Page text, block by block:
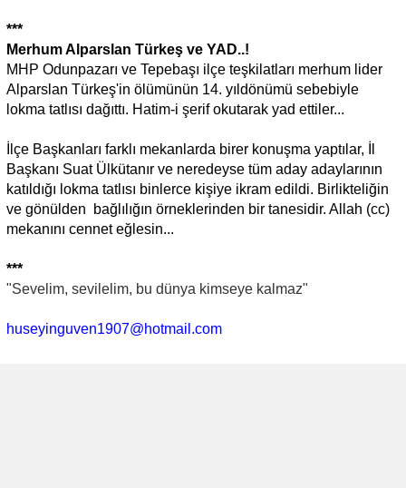
***
Merhum Alparslan Türkeş ve YAD..!
MHP Odunpazarı ve Tepebaşı ilçe teşkilatları merhum lider
Alparslan Türkeş'in ölümünün 14. yıldönümü sebebiyle
lokma tatlısı dağıttı. Hatim-i şerif okutarak yad ettiler...
İlçe Başkanları farklı mekanlarda birer konuşma yaptılar, İl
Başkanı Suat Ülkütanır ve neredeyse tüm aday adaylarının
katıldığı lokma tatlısı binlerce kişiye ikram edildi. Birlikteliğin
ve gönülden bağlılığın örneklerinden bir tanesidir. Allah (cc)
mekanını cennet eğlesin...
***
"Sevelim, sevilelim, bu dünya kimseye kalmaz"
huseyinguven1907@hotmail.com